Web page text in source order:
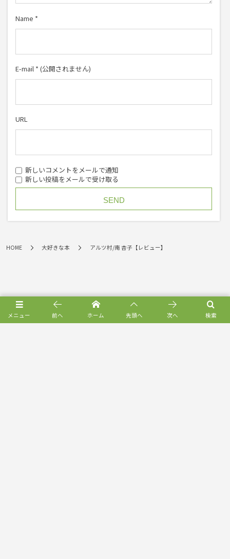
Name *
E-mail * (公開されません)
URL
新しいコメントをメールで通知
新しい投稿をメールで受け取る
HOME 大好きな本 アルツ村/南 杏子【レビュー】
メニュー 検索
前へ ホーム 先頭へ 次へ